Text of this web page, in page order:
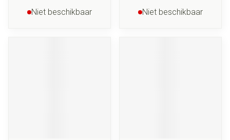
Niet beschikbaar Niet beschikbaar